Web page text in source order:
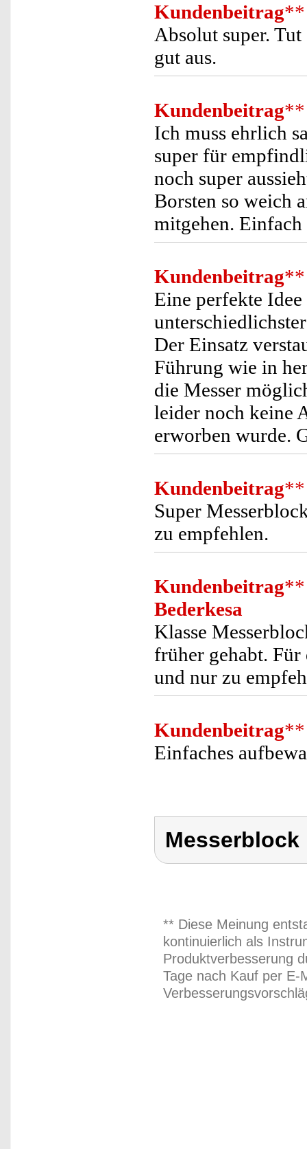
Kundenbeitrag**
Absolut super. Tut
gut aus.
Kundenbeitrag**
Ich muss ehrlich
super für
noch super
Borsten so weich
mitgehen.
Kundenbeitrag**
Eine perfekte
Der Einsatz
Führung wie in
die Messer
leider noch keine
erworben wurde.
Kundenbeitrag**
Super
zu empfehlen.
Kundenbeitrag**
Bederkesa
Klasse
früher gehabt.
und nur zu
Kundenbeitrag**
Einfaches
Messerblock
** Diese Meinung
kontinuierlich als
Produktverbesserung
Tage nach Kauf per E-